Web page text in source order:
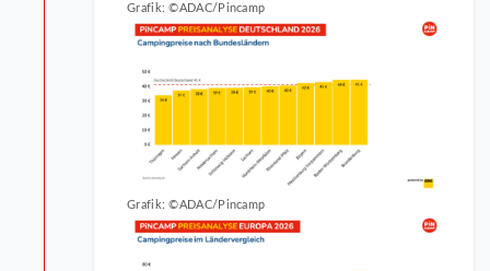
Grafik: ©ADAC/Pincamp
Grafik: ©ADAC/Pincamp